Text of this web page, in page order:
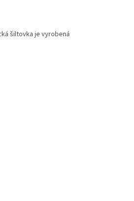
šiltovka je vyrobená